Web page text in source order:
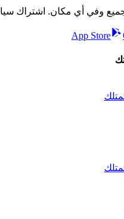
وفي أي مكان. اشتراك
App Store